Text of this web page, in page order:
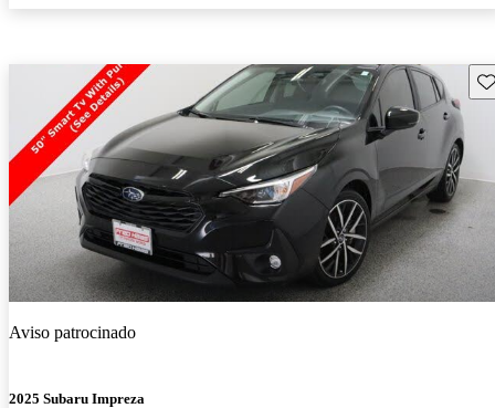
Aviso patrocinado
2025 Subaru Impreza